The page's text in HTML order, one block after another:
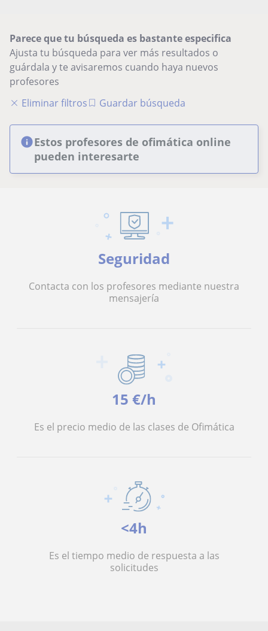
Parece que tu búsqueda es bastante especifica
Ajusta tu búsqueda para ver más resultados o
guárdala y te avisaremos cuando haya nuevos
profesores
Eliminar filtros
Guardar búsqueda
Estos profesores de ofimática online
pueden interesarte
Seguridad
Contacta con los profesores mediante nuestra
mensajería
15 €/h
Es el precio medio de las clases de Ofimática
<4h
Es el tiempo medio de respuesta a las
solicitudes